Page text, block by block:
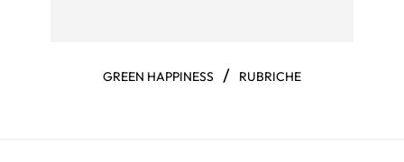
GREEN HAPPINESS / RUBRICHE